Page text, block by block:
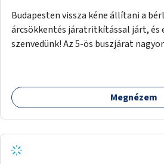
Budapesten vissza kéne állítani a
árcsökkentés járatritkítással járt,
szenvedünk! Az 5-ös buszjárat
kell utaznunk, gyerekkel együtt
érnénk vele, ha növelnék a bérlet árát
megéreznénk.
Megnézem